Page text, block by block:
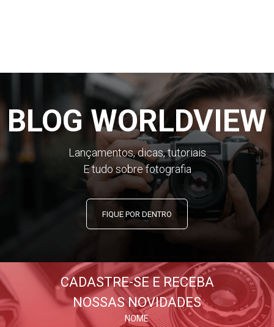
BLOG WORLDVIEW
Lançamentos, dicas, tutoriais
E tudo sobre fotografia
FIQUE POR DENTRO
CADASTRE-SE E RECEBA
NOSSAS NOVIDADES
NOME